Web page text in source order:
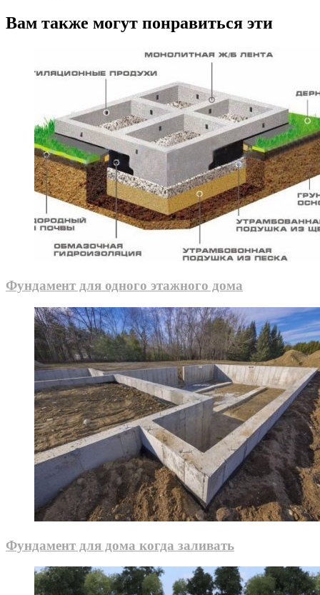
Вам также могут понравиться эти
Фундамент для одного этажного дома
Фундамент для дома когда заливать